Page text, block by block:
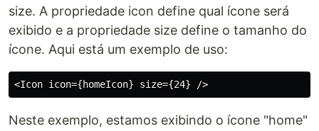
size. A propriedade icon define qual ícone será
exibido e a propriedade size define o tamanho do
ícone. Aqui está um exemplo de uso:
Neste exemplo, estamos exibindo o ícone "home"